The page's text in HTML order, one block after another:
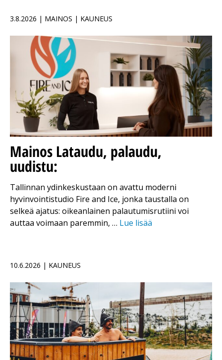
3.8.2026 | MAINOS | KAUNEUS
MainosLataudu, palaudu,
uudistu:
Tallinnan ydinkeskustaan on avattu moderni
hyvinvointi­studio Fire and ­Ice, jonka taustalla on
selkeä ajatus: oikeanlainen palautumisrutiini voi
auttaa voimaan paremmin, … Lue lisää
10.6.2026 | KAUNEUS